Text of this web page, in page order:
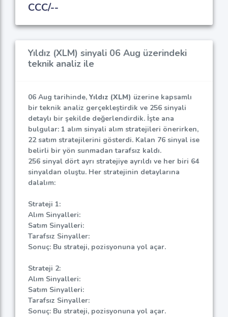
CCC/--
Yıldız (XLM) sinyali 06 Aug üzerindeki
teknik analiz ile
06 Aug tarihinde, Yıldız (XLM) üzerine kapsamlı
bir teknik analiz gerçekleştirdik ve 256 sinyali
detaylı bir şekilde değerlendirdik. İşte ana
bulgular: 1 alım sinyali alım stratejileri önerirken,
22 satım stratejilerini gösterdi. Kalan 76 sinyal ise
belirli bir yön sunmadan tarafsız kaldı.
256 sinyal dört ayrı stratejiye ayrıldı ve her biri 64
sinyaldan oluştu. Her stratejinin detaylarına
dalalım:
Strateji 1:
Alım Sinyalleri:
Satım Sinyalleri:
Tarafsız Sinyaller:
Sonuç: Bu strateji, pozisyonuna yol açar.
Strateji 2:
Alım Sinyalleri:
Satım Sinyalleri:
Tarafsız Sinyaller:
Sonuç: Bu strateji, pozisyonuna yol açar.